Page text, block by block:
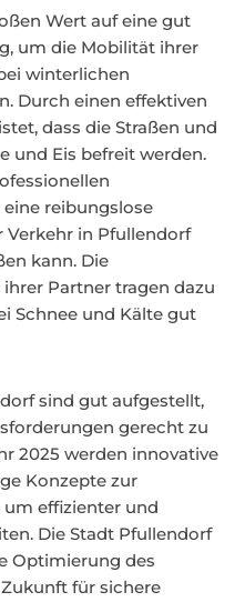
Wert auf eine gut
um die Mobilität ihrer
winterlichen
Durch einen effektiven
dass die Straßen und
und Eis befreit werden.
reibungslose
Verkehr in Pfullendorf
kann. Die
Partner tragen dazu
Schnee und Kälte gut
sind gut aufgestellt,
gerecht zu
2025 werden innovative
Konzepte zur
effizienter und
Die Stadt Pfullendorf
Optimierung des
für sichere